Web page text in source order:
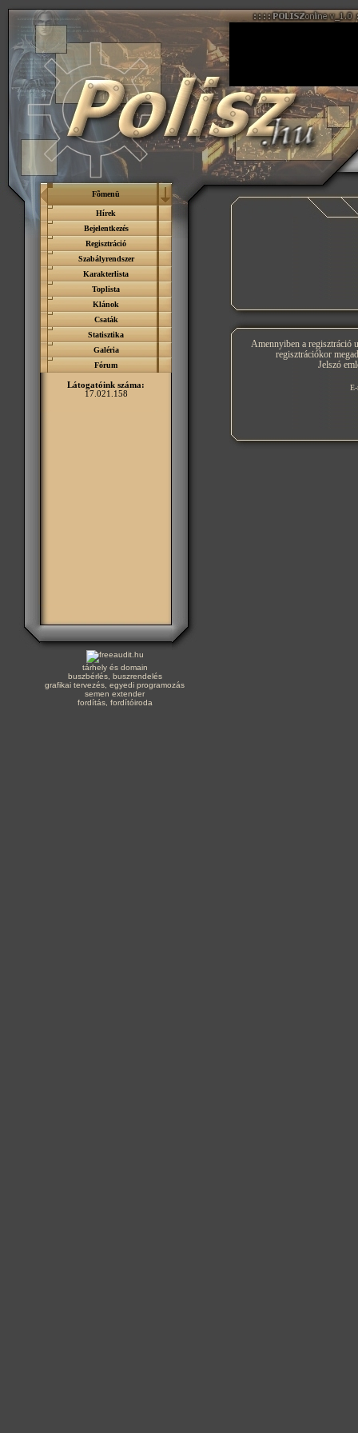
Fõmenü
Hírek
Bejelentkezés
Regisztráció
Szabályrendszer
Karakterlista
Toplista
Klánok
Csaták
Statisztika
Galéria
Fórum
Látogatóink száma:
17.021.158
tárhely és domain
buszbérlés, buszrendelés
grafikai tervezés, egyedi programozás
semen extender
fordítás, fordítóiroda
Amennyiben a regisztráció
regisztrációkor
Jelszó